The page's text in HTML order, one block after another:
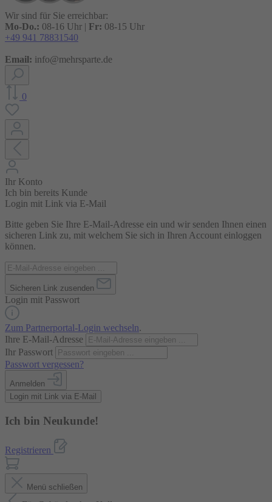
Wir sind für Sie erreichbar:
Mo-Do.: 08-16 Uhr | Fr: 08-15 Uhr
+49 941 78831540
Email: info@mehrsparte.de
0
Ihr Konto
Ich bin bereits Kunde
Login mit Link via E-Mail
Bitte geben Sie Ihre E-Mail-Adresse ein und wir senden Ihnen einen
sicheren Link zu, mit welchem Sie sich in Ihren Account einloggen
können.
Sicheren Link zusenden
Login mit Passwort
Zum Partnerportal-Login wechseln.
Ihre E-Mail-Adresse
Ihr Passwort
Passwort vergessen?
Anmelden
Login mit Link via E-Mail
Ich bin Neukunde!
Registrieren
Menü schließen